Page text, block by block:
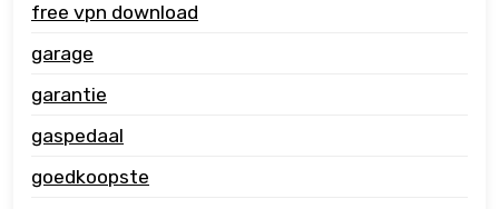
free vpn download
garage
garantie
gaspedaal
goedkoopste